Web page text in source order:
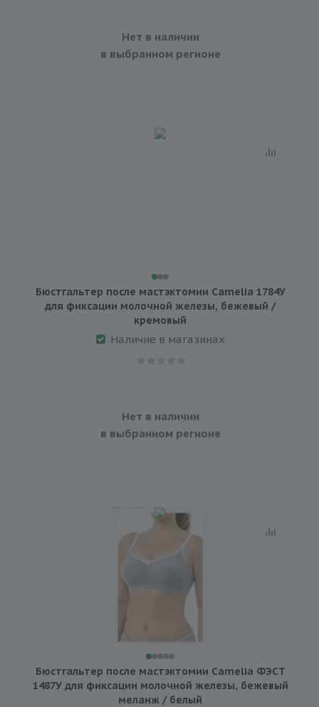
Нет в наличии
в выбранном регионе
Бюстгальтер после мастэктомии Camelia 1784У
для фиксации молочной железы, бежевый /
кремовый
Наличие в магазинах
Нет в наличии
в выбранном регионе
Бюстгальтер после мастэктомии Camelia ФЭСТ
1487У для фиксации молочной железы, бежевый
меланж / белый